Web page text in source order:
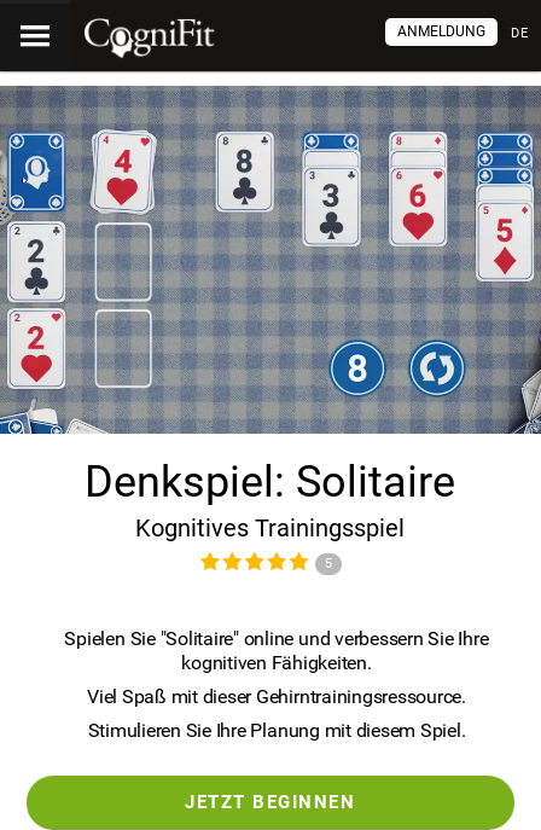
DE
ANMELDUNG
Denkspiel: Solitaire
Kognitives Trainingsspiel
5
Spielen Sie "Solitaire" online und verbessern Sie Ihre
kognitiven Fähigkeiten.
Viel Spaß mit dieser Gehirntrainingsressource.
Stimulieren Sie Ihre Planung mit diesem Spiel.
JETZT BEGINNEN